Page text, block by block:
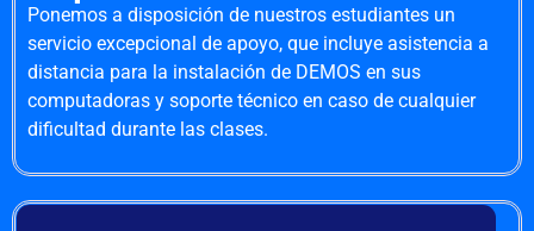
Ponemos a disposición de nuestros estudiantes un
servicio excepcional de apoyo, que incluye asistencia a
distancia para la instalación de DEMOS en sus
computadoras y soporte técnico en caso de cualquier
dificultad durante las clases.